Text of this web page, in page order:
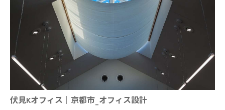
伏見Kオフィス｜京都市_オフィス設計